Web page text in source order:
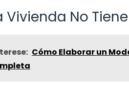
Vivienda No
Cómo Elaborar un